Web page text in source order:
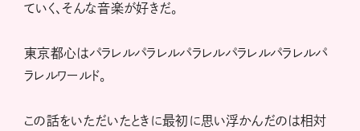
ていく、そんな音楽が好きだ。
東京都心はパラレルパラレルパラレルパラレルパラレルパ
ラレルワールド。
この話をいただいたときに最初に思い浮かんだのは相対